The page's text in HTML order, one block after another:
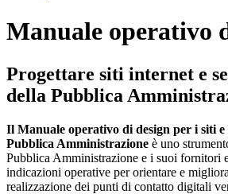
Manuale operativo
Progettare siti internet e
della Pubblica
Il Manuale operativo di design per i siti
Pubblica Amministrazione è uno
Pubblica Amministrazione e i suoi fornitori
indicazioni operative per orientare e
realizzazione dei punti di contatto digitali